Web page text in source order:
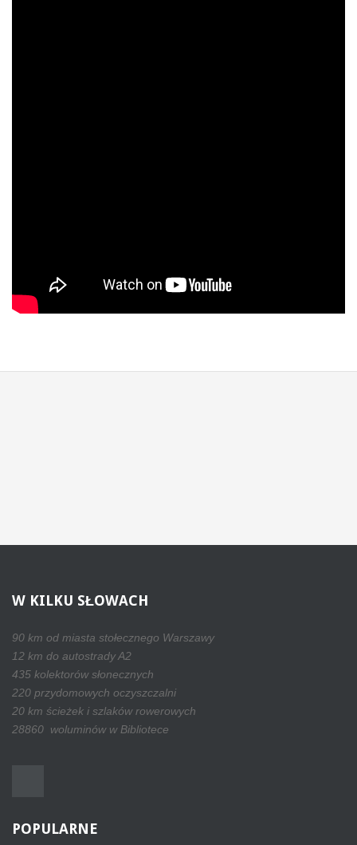
W KILKU SŁOWACH
90 km od miasta stołecznego Warszawy
12 km do autostrady A2
435 kolektorów słonecznych
220 przydomowych oczyszczalni
20 km ścieżek i szlaków rowerowych
28860 woluminów w Bibliotece
POPULARNE